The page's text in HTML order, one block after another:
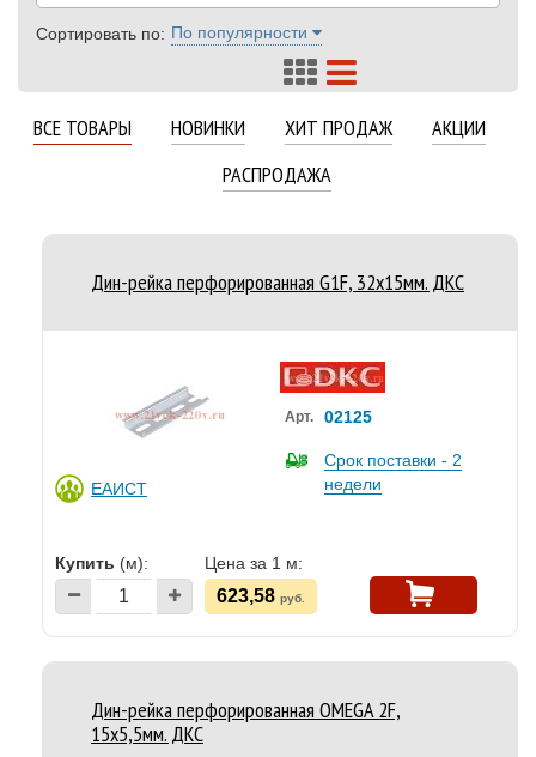
Сортировать по: По популярности
ВСЕ ТОВАРЫ НОВИНКИ ХИТ ПРОДАЖ
АКЦИИ
РАСПРОДАЖА
Дин-рейка перфорированная G1F, 32х15мм. ДКС
ЕАИСТ
Арт. 02125
Срок поставки - 2
недели
Купить (м): Цена за 1 м:
623,58 руб.
Дин-рейка перфорированная OMEGA 2F,
15х5,5мм. ДКС